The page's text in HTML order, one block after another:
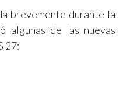
brevemente durante la
algunas de las nuevas
27: